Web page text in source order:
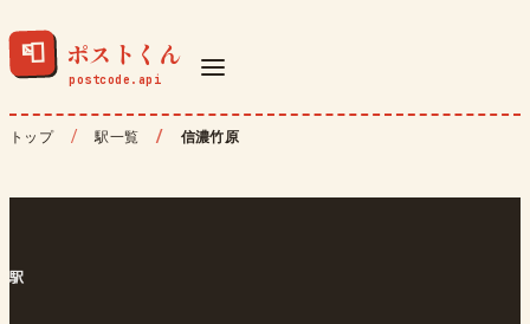
📮 ポストくん
トップ 駅一覧 信濃竹原
駅